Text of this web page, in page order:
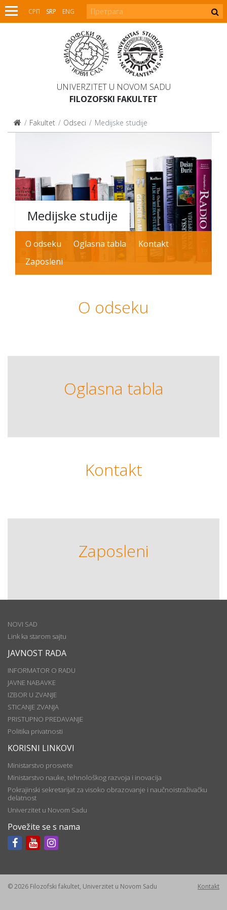
СРП SRP ENG
UNIVERZITET U NOVOM SADU
FILOZOFSKI FAKULTET
Fakultet Odseci Medijske studije
Medijske studije
O odseku Oglasna tabla
Kontakt
Zaposleni
O odseku
Oglasna tabla
Kontakt
Zaposleni
NOVI SAD
Link ka starom sajtu
JAVNOST RADA
INFORMATOR O RADU
JAVNE NABAVKE
IZBOR U ZVANJE
STICANJE ZVANJA
PRISTUPNO PREDAVANJE
Politika privatnosti
KORISNI LINKOVI
Ministarstvo prosvete
Ministarstvo nauke, tehnološkog razvoja i inovacija
Pokrajinski sekretarijat za visoko obrazovanje i naučnoistraživačku
delatnost
Univerzitet u Novom Sadu
Povežite se s nama
© 2026 Filozofski fakultet, Univerzitet u Novom Sadu Kontakt